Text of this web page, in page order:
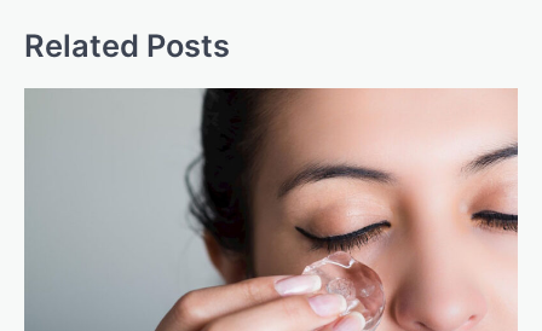
Related Posts